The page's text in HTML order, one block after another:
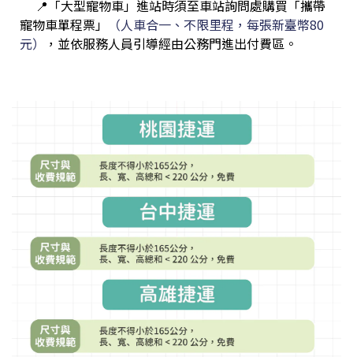
📍「大型寵物車」進站時須至車站詢問處購買「攜帶
寵物車單程票」
（人車合一、不限里程，每張新臺幣80
元）
，並依服務人員引導經由公務門進出付費區。